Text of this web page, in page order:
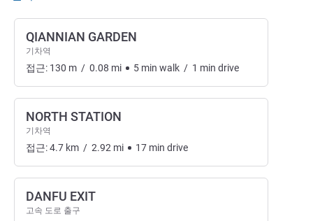
QIANNIAN GARDEN
기차역
접근: 130 m / 0.08 mi 5 min walk / 1 min drive
NORTH STATION
기차역
접근:4.7 km / 2.92 mi 17 min drive
DANFU EXIT
고속 도로 출구